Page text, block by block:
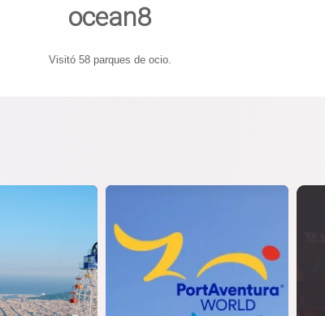
ocean8
Visitó 58 parques de ocio.